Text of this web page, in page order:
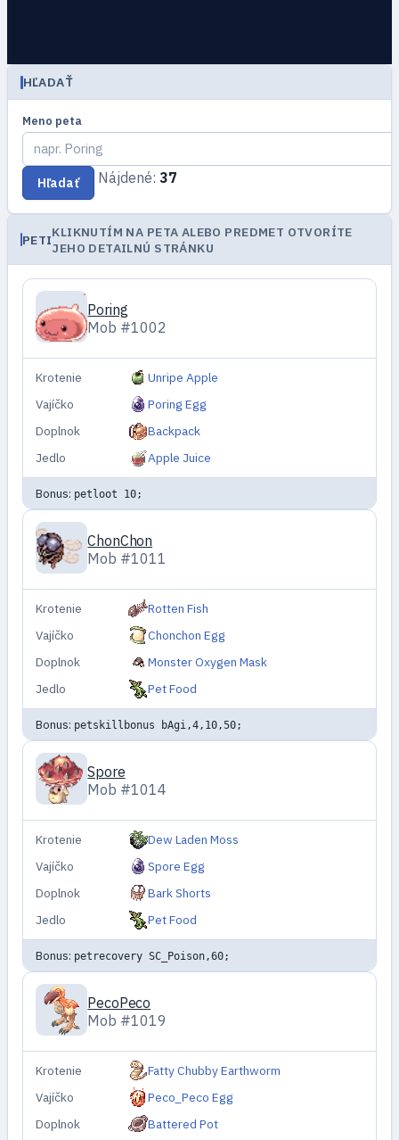
HĽADAŤ
Meno peta
Hľadať Nájdené: 37
PETIKLIKNUTÍM NA PETA ALEBO PREDMET OTVORÍTE
JEHO DETAILNÚ STRÁNKU
Poring
Mob #1002
Krotenie
Unripe Apple
Vajíčko
Poring Egg
Doplnok
Backpack
Jedlo
Apple Juice
Bonus: petloot 10;
ChonChon
Mob #1011
Krotenie
Rotten Fish
Vajíčko
Chonchon Egg
Doplnok
Monster Oxygen Mask
Jedlo
Pet Food
Bonus: petskillbonus bAgi,4,10,50;
Spore
Mob #1014
Krotenie
Dew Laden Moss
Vajíčko
Spore Egg
Doplnok
Bark Shorts
Jedlo
Pet Food
Bonus: petrecovery SC_Poison,60;
PecoPeco
Mob #1019
Krotenie
Fatty Chubby Earthworm
Vajíčko
Peco_Peco Egg
Doplnok
Battered Pot